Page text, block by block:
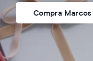
Compra Marcos